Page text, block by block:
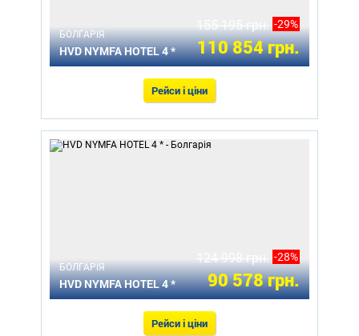
БОЛГАРІЯ
HVD NYMFA HOTEL 4 *
155 195 грн. -29%
110 854 грн.
Рейси і ціни
БОЛГАРІЯ
HVD NYMFA HOTEL 4 *
124 998 грн. -28%
90 578 грн.
Рейси і ціни